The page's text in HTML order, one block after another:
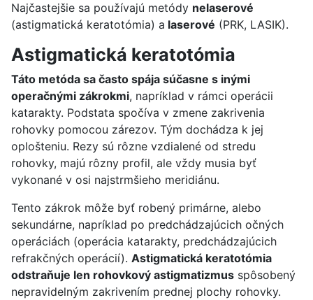
Najčastejšie sa používajú metódy nelaserové
(astigmatická keratotómia) a laserové (PRK, LASIK).
Astigmatická keratotómia
Táto metóda sa často spája súčasne s inými
operačnými zákrokmi, napríklad v rámci operácii
katarakty. Podstata spočíva v zmene zakrivenia
rohovky pomocou zárezov. Tým dochádza k jej
oplošteniu. Rezy sú rôzne vzdialené od stredu
rohovky, majú rôzny profil, ale vždy musia byť
vykonané v osi najstrmšieho meridiánu.
Tento zákrok môže byť robený primárne, alebo
sekundárne, napríklad po predchádzajúcich očných
operáciách (operácia katarakty, predchádzajúcich
refrakčných operácií). Astigmatická keratotómia
odstraňuje len rohovkový astigmatizmus spôsobený
nepravidelným zakrivením prednej plochy rohovky.